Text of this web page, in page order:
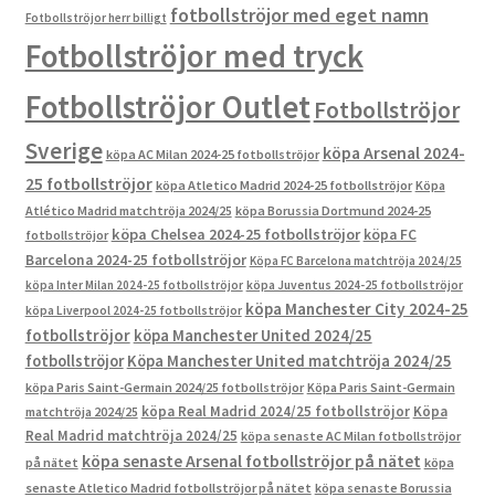
Fotbollströjor herr billigt fotbollströjor med eget namn
Fotbollströjor med tryck
Fotbollströjor OutletFotbollströjor
Sverige köpa AC Milan 2024-25 fotbollströjor köpa Arsenal 2024-
25 fotbollströjor köpa Atletico Madrid 2024-25 fotbollströjor Köpa
Atlético Madrid matchtröja 2024/25 köpa Borussia Dortmund 2024-25
fotbollströjor köpa Chelsea 2024-25 fotbollströjor köpa FC
Barcelona 2024-25 fotbollströjor Köpa FC Barcelona matchtröja 2024/25
köpa Inter Milan 2024-25 fotbollströjor köpa Juventus 2024-25 fotbollströjor
köpa Liverpool 2024-25 fotbollströjor köpa Manchester City 2024-25
fotbollströjor köpa Manchester United 2024/25
fotbollströjor Köpa Manchester United matchtröja 2024/25
köpa Paris Saint-Germain 2024/25 fotbollströjor Köpa Paris Saint-Germain
matchtröja 2024/25 köpa Real Madrid 2024/25 fotbollströjor Köpa
Real Madrid matchtröja 2024/25 köpa senaste AC Milan fotbollströjor
på nätet köpa senaste Arsenal fotbollströjor på nätet köpa
senaste Atletico Madrid fotbollströjor på nätet köpa senaste Borussia